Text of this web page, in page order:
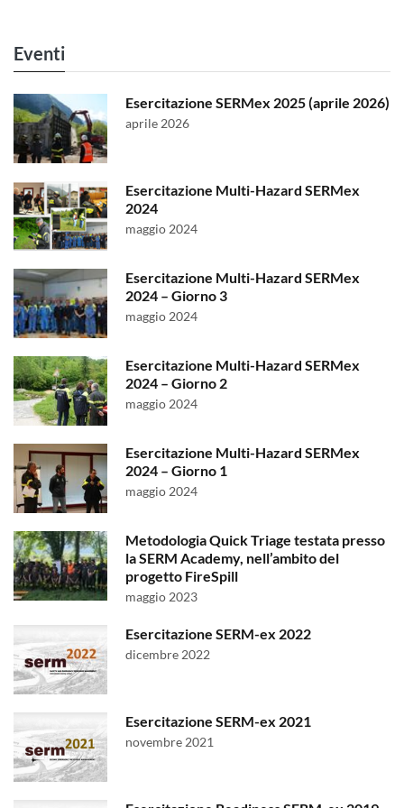
Eventi
Esercitazione SERMex 2025 (aprile 2026)
aprile 2026
Esercitazione Multi-Hazard SERMex
2024
maggio 2024
Esercitazione Multi-Hazard SERMex
2024 – Giorno 3
maggio 2024
Esercitazione Multi-Hazard SERMex
2024 – Giorno 2
maggio 2024
Esercitazione Multi-Hazard SERMex
2024 – Giorno 1
maggio 2024
Metodologia Quick Triage testata presso
la SERM Academy, nell’ambito del
progetto FireSpill
maggio 2023
Esercitazione SERM-ex 2022
dicembre 2022
Esercitazione SERM-ex 2021
novembre 2021